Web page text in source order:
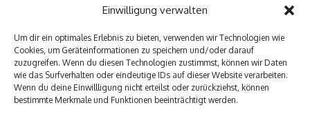
Einwilligung verwalten
Um dir ein optimales Erlebnis zu bieten, verwenden wir Technologien wie
Cookies, um Geräteinformationen zu speichern und/oder darauf
zuzugreifen. Wenn du diesen Technologien zustimmst, können wir Daten
wie das Surfverhalten oder eindeutige IDs auf dieser Website verarbeiten.
Wenn du deine Einwillligung nicht erteilst oder zurückziehst, können
bestimmte Merkmale und Funktionen beeinträchtigt werden.
Wo habe ich nur wieder meinen Kopf? – Das
Problem mit dem Gedächtnis